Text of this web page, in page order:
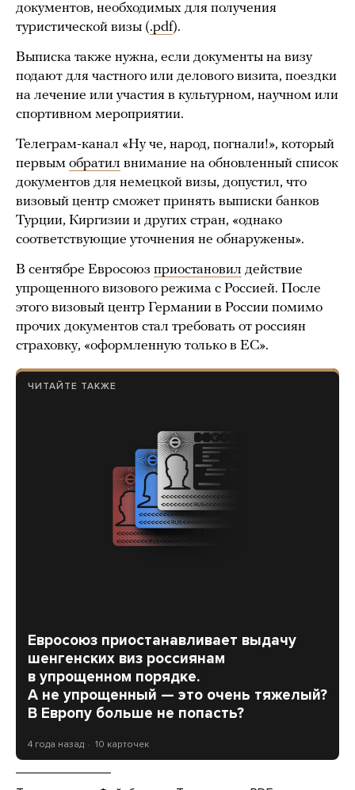
документов, необходимых для получения
туристической визы (.pdf).
Выписка также нужна, если документы на визу
подают для частного или делового визита, поездки
на лечение или участия в культурном, научном или
спортивном мероприятии.
Телеграм-канал «Ну че, народ, погнали!», который
первым обратил внимание на обновленный список
документов для немецкой визы, допустил, что
визовый центр сможет принять выписки банков
Турции, Киргизии и других стран, «однако
соответствующие уточнения не обнаружены».
В сентябре Евросоюз приостановил действие
упрощенного визового режима с Россией. После
этого визовый центр Германии в России помимо
прочих документов стал требовать от россиян
страховку, «оформленную только в ЕС».
ЧИТАЙТЕ ТАКЖЕ
Евросоюз приостанавливает выдачу
шенгенских виз россиянам
в упрощенном порядке.
А не упрощенный — это очень тяжелый?
В Европу больше не попасть?
4 года назад 10 карточек